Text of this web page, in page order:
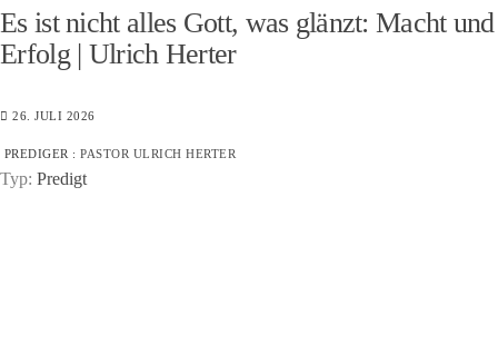
Es ist nicht alles Gott, was glänzt: Macht und
Erfolg | Ulrich Herter
26. JULI 2026
PREDIGER : PASTOR ULRICH HERTER
Typ: Predigt